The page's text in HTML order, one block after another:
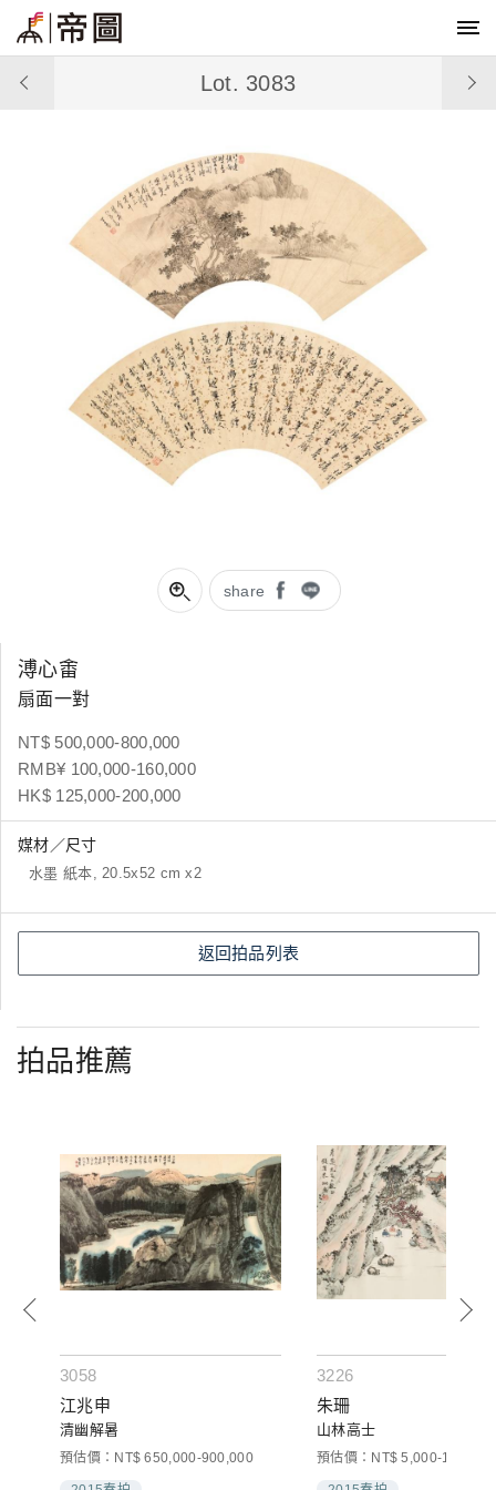
share
Lot. 3083
溥心畬
扇面一對
NT$ 500,000-800,000
RMB¥ 100,000-160,000
HK$ 125,000-200,000
媒材／尺寸
水墨 紙本, 20.5x52 cm x2
返回拍品列表
拍品推薦
3058
江兆申
清幽解暑
預估價：NT$ 650,000-900,000
3226
朱珊
山林高士
預估價：NT$ 5,000-10,000